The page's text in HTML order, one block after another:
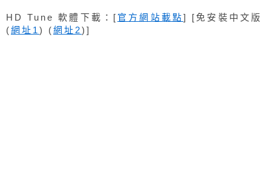
HD Tune 軟體下載：[ 官方網站載點] [免安裝中文版
(網址1 ) (網址2)]